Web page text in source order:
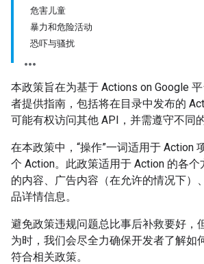
危害儿童
暴力和危险活动
恐吓与骚扰
本政策旨在为基于 Actions on Google
者提供指南，包括将在目录中发布的
可能有权访问其他 API，并需遵守不同的
在本政策中，“操作”一词适用于 Action
个 Action。此政策适用于 Action 的各
的内容、广告内容（在允许的情况下）
品详情信息。
避免政策违规问题总比事后补救要好，
为时，我们会尽全力确保开发者了解如
符合相关政策。